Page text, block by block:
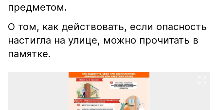
предметом.
О том, как действовать, если опасность
настигла на улице, можно прочитать в
памятке.